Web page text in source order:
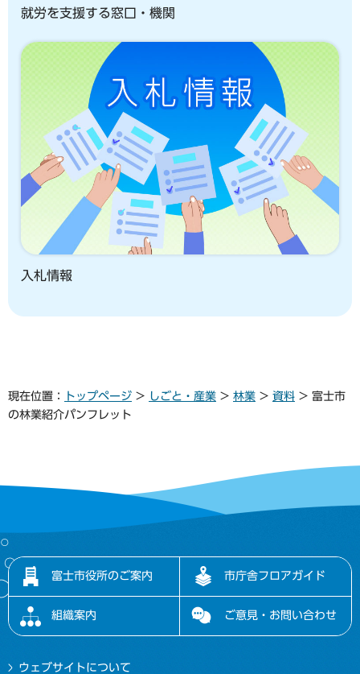
就労を支援する窓口・機関
入札情報
現在位置： トップページ > しごと・産業 > 林業 > 資料 > 富士市
の林業紹介パンフレット
富士市役所のご案内 市庁舎フロアガイド
組織案内 ご意見・お問い合わせ
ウェブサイトについて